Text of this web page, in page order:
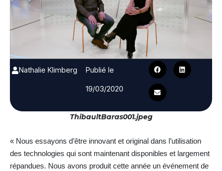
Nathalie Klimberg
Publié le
19/03/2020
ThibaultBaras001.jpeg
« Nous essayons d’être innovant et original dans l’utilisation
des technologies qui sont maintenant disponibles et largement
répandues. Nous avons produit cette année un événement de